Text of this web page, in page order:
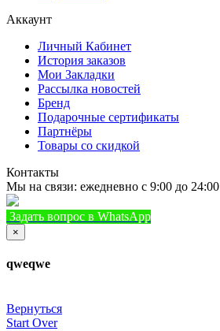
Аккаунт
Личный Кабинет
История заказов
Мои Закладки
Рассылка новостей
Бренд
Подарочные сертификаты
Партнёры
Товары со скидкой
Контакты
Мы на связи: ежедневно с 9:00 до 24:00
Задать вопрос в WhatsApp
×
qweqwe
Вернуться
Start Over